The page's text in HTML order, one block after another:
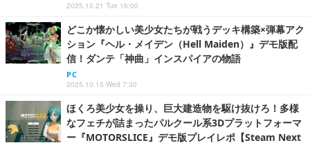
2025.10.21 Tue 16:00
どこか懐かしい美少女たちが戦うデッキ構築×弾幕アク
ション『ヘル・メイデン（Hell Maiden）』デモ版配
信！ダンテ「神曲」インスパイアの物語
PC
2025.10.15 Wed 7:30
ほくろ美少女を操り、巨大建造物を駆け抜けろ！多様
なフェチが詰まったパルクール系3Dプラットフォーマ
ー『MOTORSLICE』デモ版プレイレポ【Steam Next